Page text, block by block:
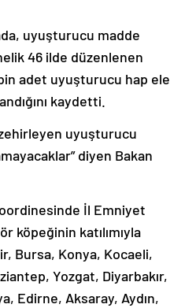
uyuşturucu madde
46 ilde düzenlenen
adet uyuşturucu hap ele
kaydetti.
uyuşturucu
diyen Bakan
İl Emniyet
köpeğinin katılımıyla
Bursa, Konya, Kocaeli,
Yozgat, Diyarbakır,
Edirne, Aksaray, Aydın,